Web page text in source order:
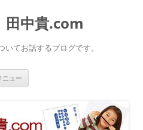
中貴.com
てお話するブログです。
ニュー
ス